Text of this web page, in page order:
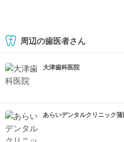
周辺の歯医者さん
大津歯科医院
あらいデンタルクリニック蒲